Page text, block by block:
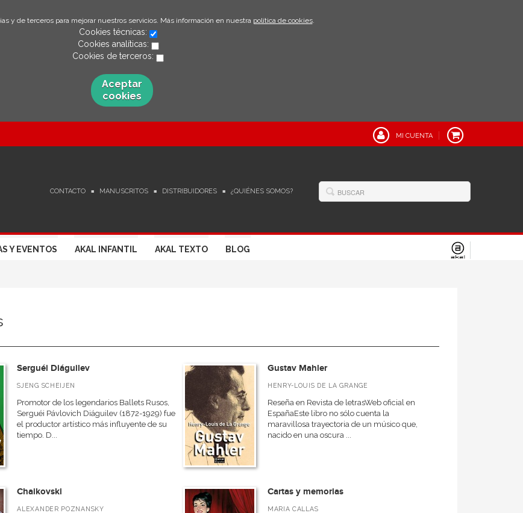
y de terceros para mejorar nuestros servicios. Más información en nuestra política de cookies.
Cookies técnicas:
Cookies analíticas:
Cookies de terceros:
Aceptar
cookies
MI CUENTA
CONTACTO MANUSCRITOS DISTRIBUIDORES ¿QUIÉNES SOMOS?
Y EVENTOS AKAL INFANTIL AKAL TEXTO BLOG
Serguéi Diáguilev
SJENG SCHEIJEN
Promotor de los legendarios Ballets Rusos,
Serguéi Pávlovich Diáguilev (1872-1929) fue
el productor artístico más influyente de su
tiempo. D...
Gustav Mahler
HENRY-LOUIS DE LA GRANGE
Reseña en Revista de letrasWeb oficial en
EspañaEste libro no sólo cuenta la
maravillosa trayectoria de un músico que,
nacido en una oscura ...
Chaikovski
ALEXANDER POZNANSKY
Cartas y memorias
MARIA CALLAS